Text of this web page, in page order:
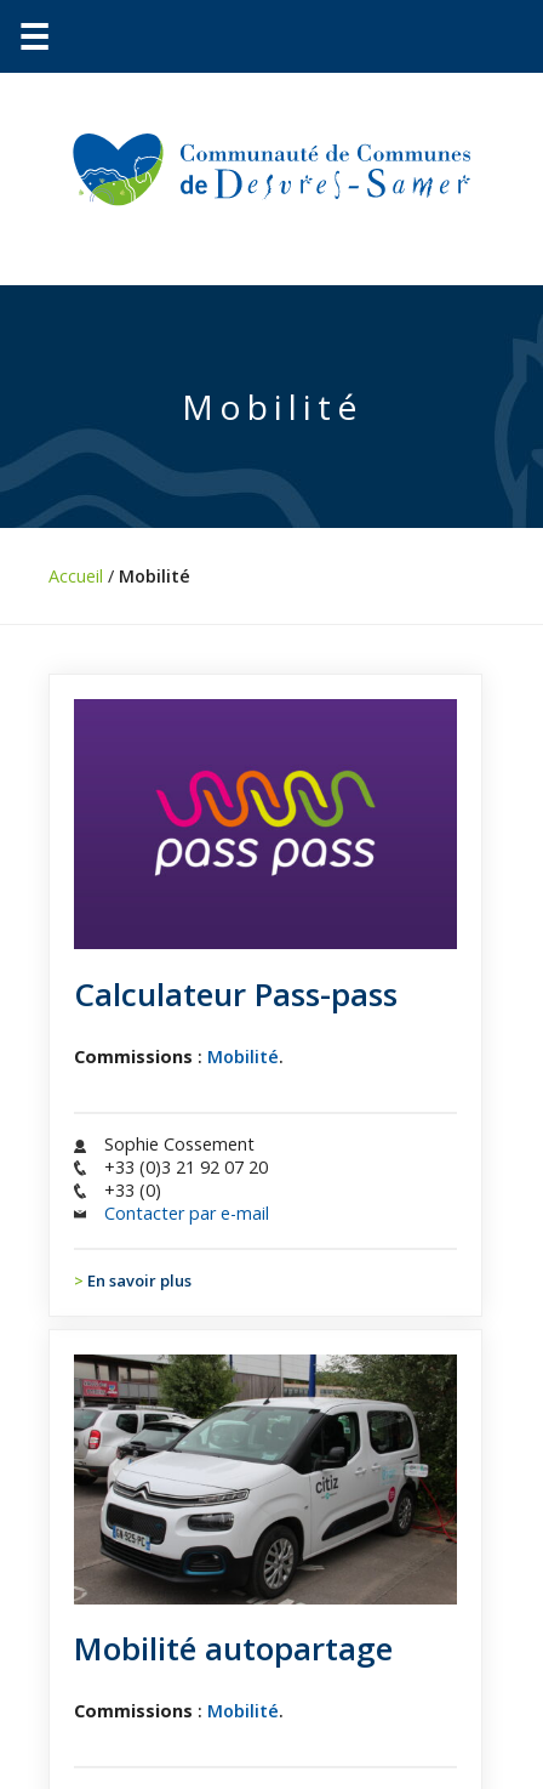
Environnement
Petite
enfance
Urbanisme
Vie
Mobilité
Offres
d'emploi
☰
Mobilité
Accueil / Mobilité
Calculateur Pass-pass
Commissions : Mobilité.
Sophie Cossement
+33 (0)3 21 92 07 20
+33 (0)
Contacter par e-mail
En savoir plus
Mobilité autopartage
Commissions : Mobilité.